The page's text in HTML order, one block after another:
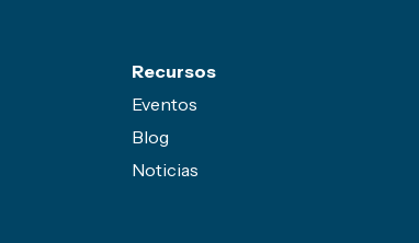
Recursos
Eventos
Blog
Noticias